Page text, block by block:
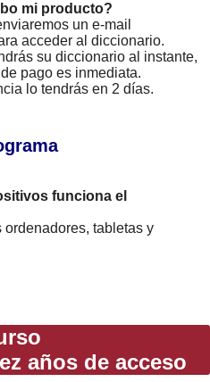
mi producto?
un e-mail
acceder al diccionario.
su diccionario al instante,
pago es inmediata.
lo tendrás en 2 días.
funciona el
tabletas y
años de acceso